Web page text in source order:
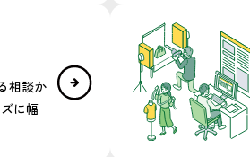
相談か
に幅